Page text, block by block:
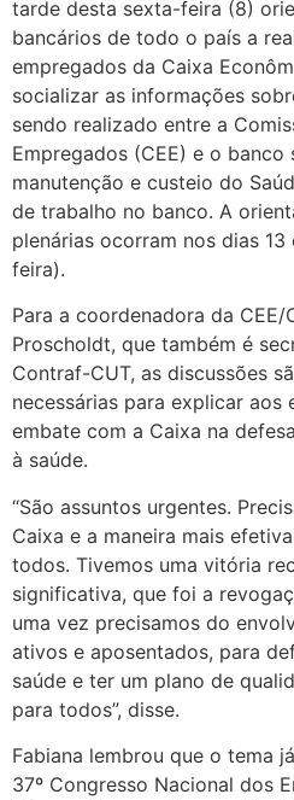
tarde desta sexta-feira (8)
bancários de todo o país a
empregados da Caixa
socializar as informações
sendo realizado entre a
Empregados (CEE) e o
manutenção e custeio do
de trabalho no banco. A
plenárias ocorram nos dias
feira).
Para a coordenadora da CEE/
Proscholdt, que também é
Contraf-CUT, as discussões
necessárias para explicar
embate com a Caixa na
à saúde.
“São assuntos urgentes.
Caixa e a maneira mais
todos. Tivemos uma vitória
significativa, que foi a
uma vez precisamos do
ativos e aposentados, para
saúde e ter um plano de
para todos”, disse.
Fabiana lembrou que o tema
37º Congresso Nacional dos